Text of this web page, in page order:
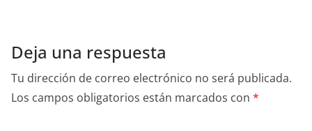
Deja una respuesta
Tu dirección de correo electrónico no será publicada.
Los campos obligatorios están marcados con *